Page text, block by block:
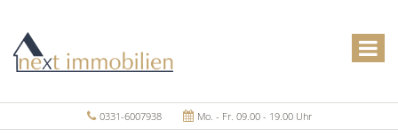
0331-6007938 Mo. - Fr. 09.00 - 19.00 Uhr